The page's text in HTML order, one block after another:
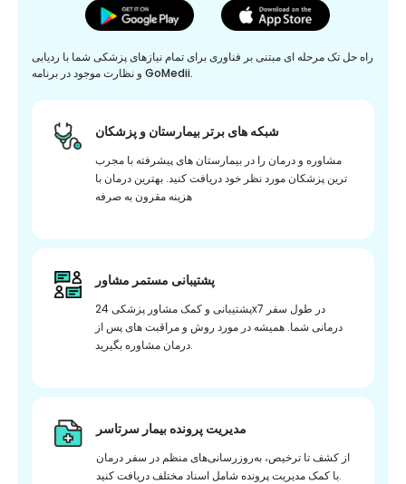
راه حل تک مرحله ای مبتنی بر فناوری برای تمام نیازهای پزشکی شما با ردیابی
و نظارت موجود در برنامه GoMedii.
شبکه های برتر بیمارستان و پزشکان
مشاوره و درمان را در بیمارستان های پیشرفته با مجرب
ترین پزشکان مورد نظر خود دریافت کنید. بهترین درمان با
هزینه مقرون به صرفه
پشتیبانی مستمر مشاور
پشتیبانی و کمک مشاور پزشکی 24x7 در طول سفر
درمانی شما. همیشه در مورد روش و مراقبت های پس از
درمان مشاوره بگیرید.
مدیریت پرونده بیمار سرتاسر
از کشف تا ترخیص، به‌روزرسانی‌های منظم در سفر درمان
با کمک مدیریت پرونده شامل اسناد مختلف دریافت کنید.